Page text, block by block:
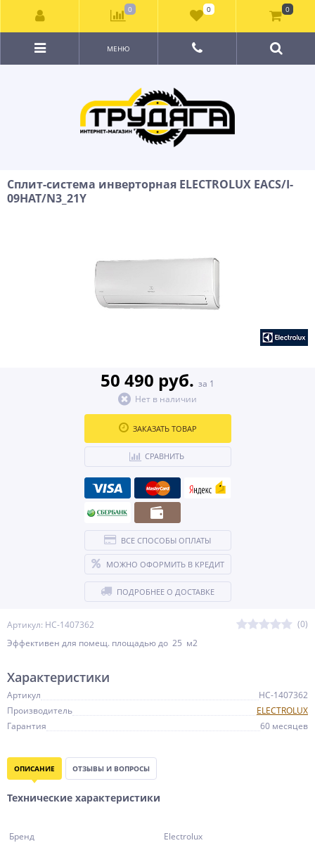
МЕНЮ
Сплит-система инверторная ELECTROLUX EACS/I-
09HAT/N3_21Y
Артикул: НС-1407362
(0)
Эффективен для помещ. площадью до 25 м2
50 490 руб. за 1
Нет в наличии
ЗАКАЗАТЬ ТОВАР
СРАВНИТЬ
ВСЕ СПОСОБЫ ОПЛАТЫ
МОЖНО ОФОРМИТЬ В КРЕДИТ
ПОДРОБНЕЕ О ДОСТАВКЕ
Характеристики
Артикул
НС-1407362
Производитель
ELECTROLUX
Гарантия
60 месяцев
ОПИСАНИЕ ОТЗЫВЫ И ВОПРОСЫ
Технические характеристики
Бренд Electrolux
0 0 0